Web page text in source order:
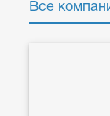
Все